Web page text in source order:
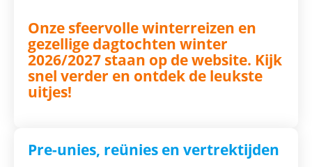
Onze sfeervolle winterreizen en
gezellige dagtochten winter
2026/2027 staan op de website. Kijk
snel verder en ontdek de leukste
uitjes!
Pre-unies, reünies en vertrektijden